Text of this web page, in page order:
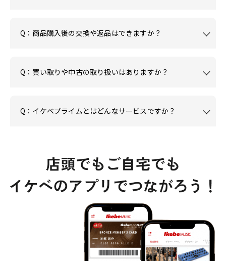
Q：商品購入後の交換や返品はできますか？
Q：買い取りや中古の取り扱いはありますか？
Q：イケベプライムとはどんなサービスですか？